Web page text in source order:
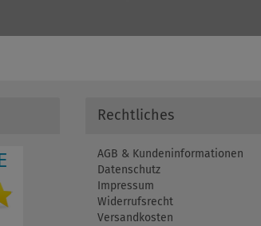
Rechtliches
AGB & Kundeninformationen
Datenschutz
Impressum
Widerrufsrecht
Versandkosten